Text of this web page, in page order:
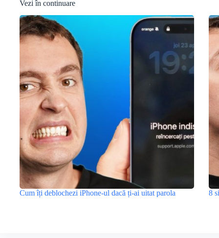
Vezi în continuare
Cum îți deblochezi iPhone-ul dacă ți-ai uitat parola 8